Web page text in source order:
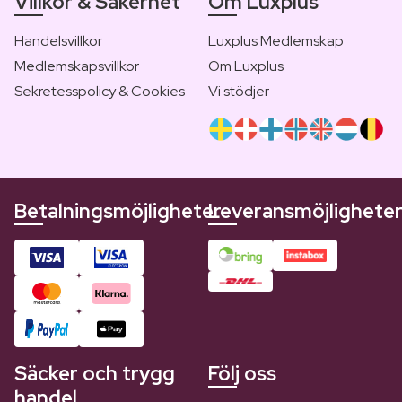
Handelsvillkor
Medlemskapsvillkor
Sekretesspolicy & Cookies
Luxplus Medlemskap
Om Luxplus
Vi stödjer
BetalningsmöjligheterLeveransmöjligheter
Säcker och trygg
Följ oss